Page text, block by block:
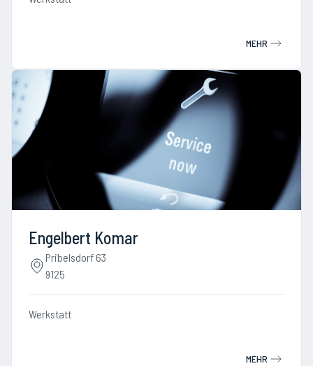
MEHR
Engelbert Komar
Pribelsdorf 63
9125
Werkstatt
MEHR